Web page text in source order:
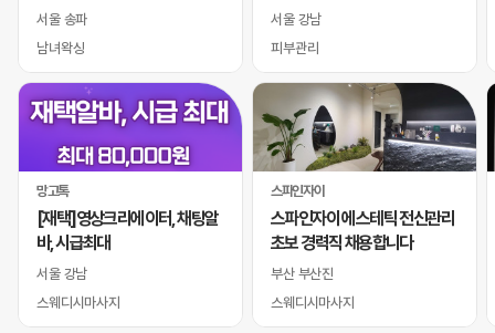
서울 송파
남녀왁싱
망고톡
[재택]영상크리에이터, 채팅알
바, 시급최대
서울 강남
스웨디시마사지
서울 강남
피부관리
스파인자이
스파인자이 에스테틱 전신관리
초보 경력직 채용합니다
부산 부산진
스웨디시마사지